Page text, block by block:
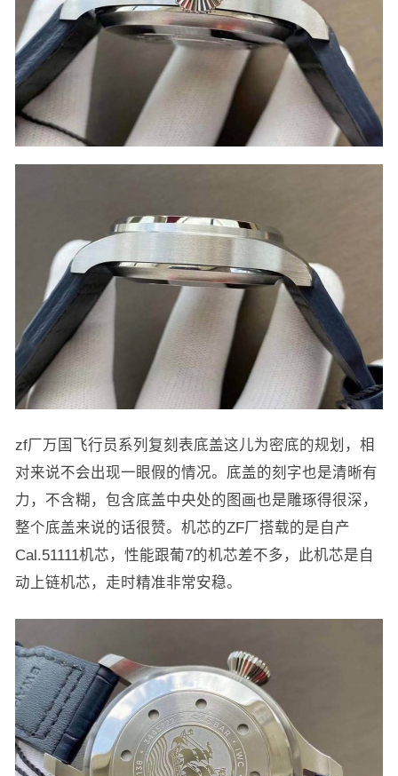
zf厂万国飞行员系列复刻表底盖这儿为密底的规划，相
对来说不会出现一眼假的情况。底盖的刻字也是清晰有
力，不含糊，包含底盖中央处的图画也是雕琢得很深，
整个底盖来说的话很赞。机芯的ZF厂搭载的是自产
Cal.51111机芯，性能跟葡7的机芯差不多，此机芯是自
动上链机芯，走时精准非常安稳。